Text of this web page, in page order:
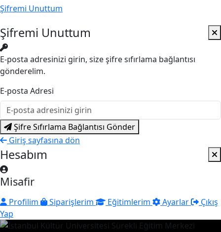
Şifremi Unuttum
Şifremi Unuttum
E-posta adresinizi girin, size şifre sıfırlama bağlantısı
gönderelim.
E-posta Adresi
Şifre Sıfırlama Bağlantısı Gönder
Giriş sayfasına dön
Hesabım
Misafir
Profilim Siparişlerim Eğitimlerim Ayarlar
Çıkış
Yap